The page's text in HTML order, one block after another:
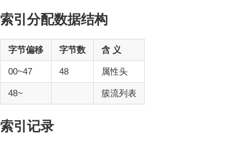
索引分配数据结构
字节偏移 字节数 含 义
00~47 48 属性头
48~ 簇流列表
索引记录